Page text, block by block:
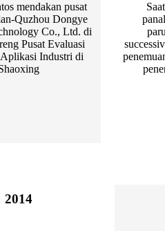
mendakan pusat
Quzhou Dongye
Co., Ltd. di
Pusat Evaluasi
Industri di
2014